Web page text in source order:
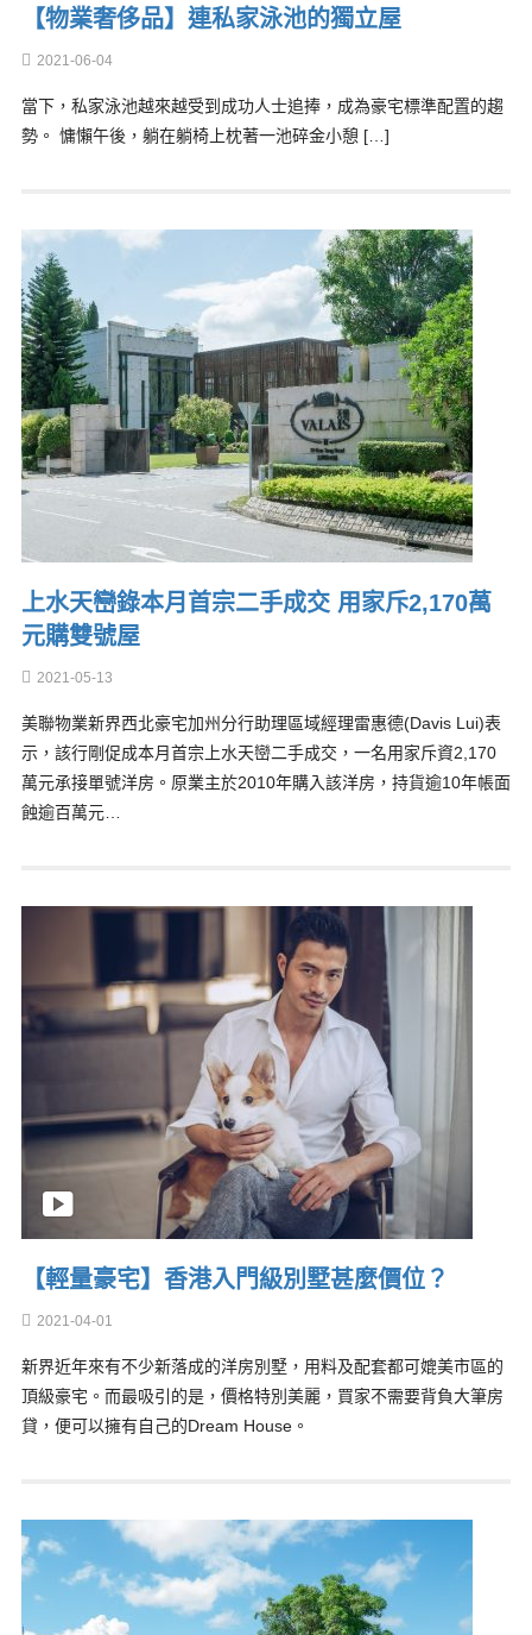
【物業奢侈品】連私家泳池的獨立屋
2021-06-04
當下，私家泳池越來越受到成功人士追捧，成為豪宅標準配置的趨
勢。 慵懶午後，躺在躺椅上枕著一池碎金小憩 […]
上水天巒錄本月首宗二手成交 用家斥2,170萬
元購雙號屋
2021-05-13
美聯物業新界西北豪宅加州分行助理區域經理雷惠德(Davis Lui)表
示，該行剛促成本月首宗上水天巒二手成交，一名用家斥資2,170
萬元承接單號洋房。原業主於2010年購入該洋房，持貨逾10年帳面
蝕逾百萬元…
【輕量豪宅】香港入門級別墅甚麼價位？
2021-04-01
新界近年來有不少新落成的洋房別墅，用料及配套都可媲美市區的
頂級豪宅。而最吸引的是，價格特別美麗，買家不需要背負大筆房
貸，便可以擁有自己的Dream House。